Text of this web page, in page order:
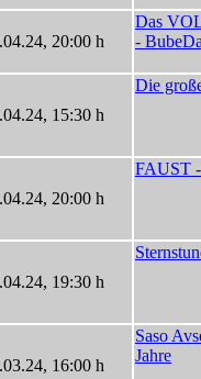
, 20:00 h
Das
-
, 15:30 h
Die
, 20:00 h
FAUST
, 19:30 h
, 16:00 h
Saso
Jahre